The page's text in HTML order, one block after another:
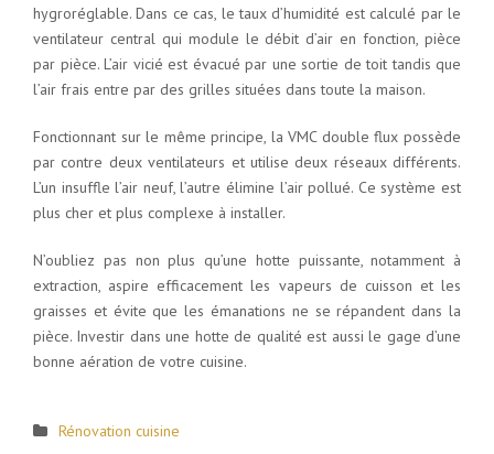
hygroréglable. Dans ce cas, le taux d’humidité est calculé par le
ventilateur central qui module le débit d’air en fonction, pièce
par pièce. L’air vicié est évacué par une sortie de toit tandis que
l’air frais entre par des grilles situées dans toute la maison.
Fonctionnant sur le même principe, la VMC double flux possède
par contre deux ventilateurs et utilise deux réseaux différents.
L’un insuffle l’air neuf, l’autre élimine l’air pollué. Ce système est
plus cher et plus complexe à installer.
N’oubliez pas non plus qu’une hotte puissante, notamment à
extraction, aspire efficacement les vapeurs de cuisson et les
graisses et évite que les émanations ne se répandent dans la
pièce. Investir dans une hotte de qualité est aussi le gage d’une
bonne aération de votre cuisine.
Rénovation cuisine